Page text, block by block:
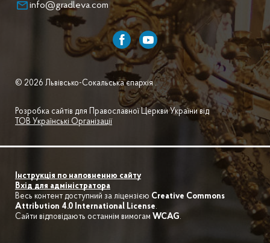
info@gradleva.com
© 2026 Львівсько-Сокальська єпархія .
Розробка сайтів для Православної Церкви України від
ТОВ Українські Організації
Інструкція по наповненню сайту
Вхід для адміністратора
Весь контент доступний за ліцензією Creative Commons
Attribution 4.0 International License.
Сайти відповідають останнім вимогам WCAG.